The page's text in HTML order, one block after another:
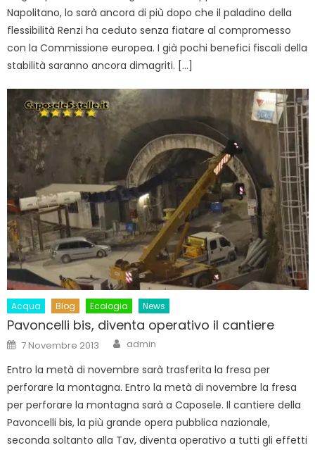
Napolitano, lo sarà ancora di più dopo che il paladino della
flessibilità Renzi ha ceduto senza fiatare al compromesso
con la Commissione europea. I già pochi benefici fiscali della
stabilità saranno ancora dimagriti. […]
Acqua Blog Ecologia News
Pavoncelli bis, diventa operativo il cantiere
Posted
on
7 Novembre 2013 Author
admin
Entro la metà di novembre sarà trasferita la fresa per
perforare la montagna. Entro la metà di novembre la fresa
per perforare la montagna sarà a Caposele. Il cantiere della
Pavoncelli bis, la più grande opera pubblica nazionale,
seconda soltanto alla Tav, diventa operativo a tutti gli effetti